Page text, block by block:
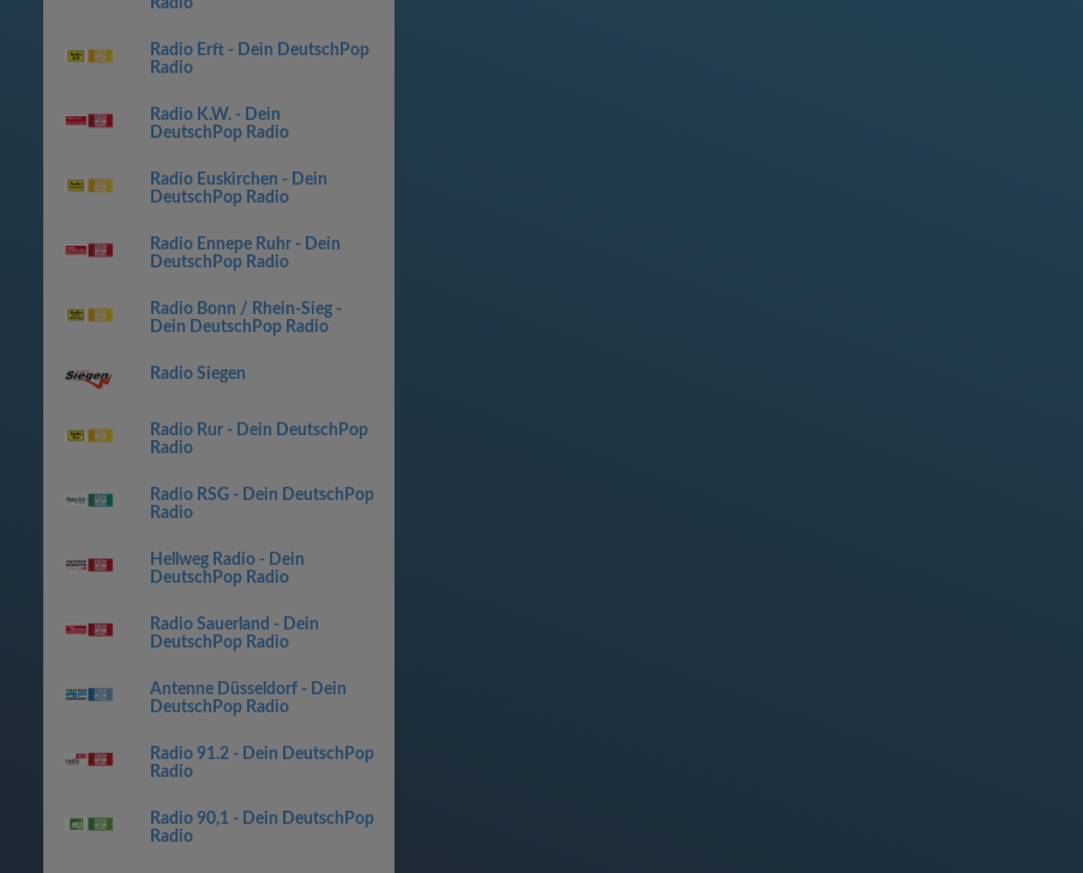
Radio
Radio Erft - Dein DeutschPop
Radio
Radio K.W. - Dein
DeutschPop Radio
Radio Euskirchen - Dein
DeutschPop Radio
Radio Ennepe Ruhr - Dein
DeutschPop Radio
Radio Bonn / Rhein-Sieg -
Dein DeutschPop Radio
Radio Siegen
Radio Rur - Dein DeutschPop
Radio
Radio RSG - Dein DeutschPop
Radio
Hellweg Radio - Dein
DeutschPop Radio
Radio Sauerland - Dein
DeutschPop Radio
Antenne Düsseldorf - Dein
DeutschPop Radio
Radio 91.2 - Dein DeutschPop
Radio
Radio 90,1 - Dein DeutschPop
Radio